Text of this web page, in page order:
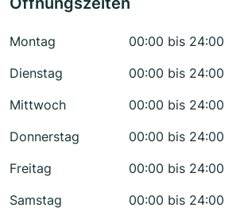
Montag
00:00 bis 24:00
Dienstag
00:00 bis 24:00
Mittwoch
00:00 bis 24:00
Donnerstag
00:00 bis 24:00
Freitag
00:00 bis 24:00
Samstag
00:00 bis 24:00